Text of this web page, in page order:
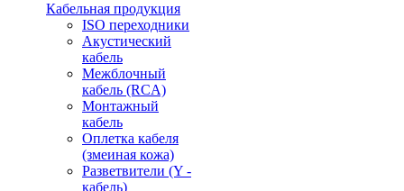
Кабельная продукция
ISO переходники
Акустический
кабель
Межблочный
кабель (RCA)
Монтажный
кабель
Оплетка кабеля
(змеиная кожа)
Разветвители (Y -
кабель)